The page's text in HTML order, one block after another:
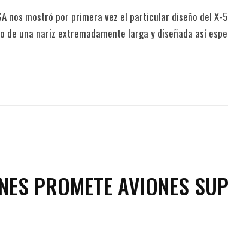
nos mostró por primera vez el particular diseño del X-
de una nariz extremadamente larga y diseñada así
PROMETE AVIONES